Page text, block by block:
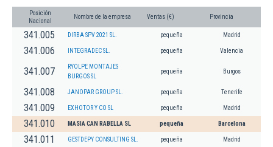
Posición
Nacional
Nombre de la empresa Ventas (€) Provincia
341.005 DIRBA SPV 2021 SL. pequeña Madrid
341.006 INTEGRADEC SL. pequeña Valencia
341.007
RYOLPE MONTAJES
BURGOS SL
pequeña Burgos
341.008 JANOPAR GROUP SL. pequeña Tenerife
341.009 EXHOTOR Y CO SL pequeña Madrid
341.010 MASIA CAN RABELLA SL pequeña Barcelona
341.011 GESTDEPY CONSULTING SL. pequeña Madrid